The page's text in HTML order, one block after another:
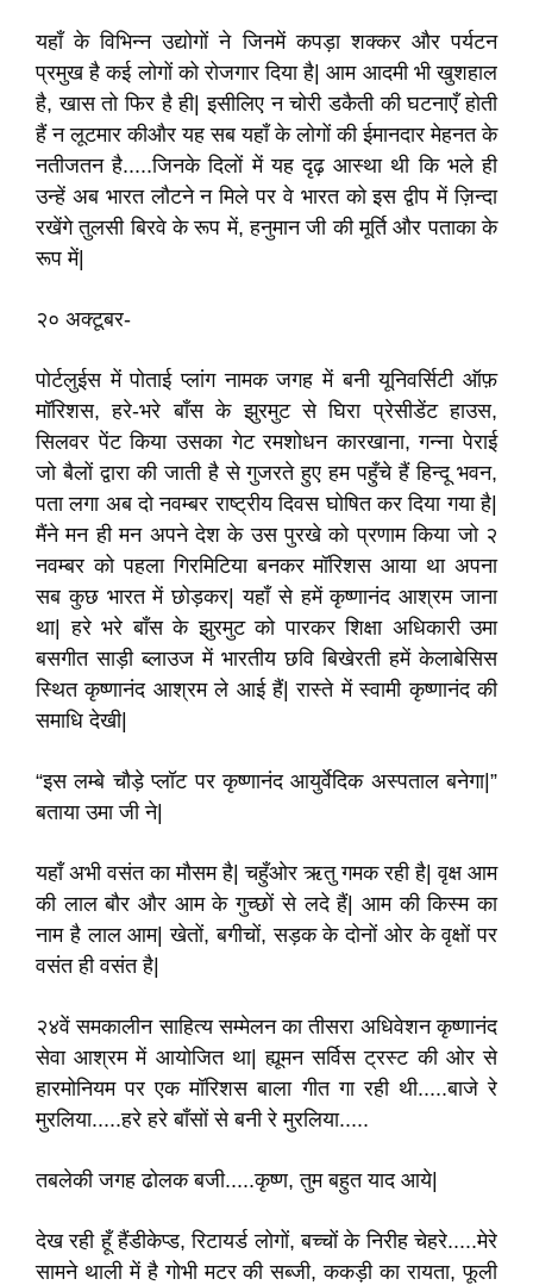
यहाँ के विभिन्न उद्योगों ने जिनमें कपड़ा शक्कर और पर्यटन
प्रमुख है कई लोगों को रोजगार दिया है| आम आदमी भी खुशहाल
है, खास तो फिर है ही| इसीलिए न चोरी डकैती की घटनाएँ होती
हैं न लूटमार कीऔर यह सब यहाँ के लोगों की ईमानदार मेहनत के
नतीजतन है.....जिनके दिलों में यह दृढ़ आस्था थी कि भले ही
उन्हें अब भारत लौटने न मिले पर वे भारत को इस द्वीप में ज़िन्दा
रखेंगे तुलसी बिरवे के रूप में, हनुमान जी की मूर्ति और पताका के
रूप में|
२० अक्टूबर-
पोर्टलुईस में पोताई प्लांग नामक जगह में बनी यूनिवर्सिटी ऑफ़
मॉरिशस, हरे-भरे बाँस के झुरमुट से घिरा प्रेसीडेंट हाउस,
सिलवर पेंट किया उसका गेट रमशोधन कारखाना, गन्ना पेराई
जो बैलों द्वारा की जाती है से गुजरते हुए हम पहुँचे हैं हिन्दू भवन,
पता लगा अब दो नवम्बर राष्ट्रीय दिवस घोषित कर दिया गया है|
मैंने मन ही मन अपने देश के उस पुरखे को प्रणाम किया जो २
नवम्बर को पहला गिरमिटिया बनकर मॉरिशस आया था अपना
सब कुछ भारत में छोड़कर| यहाँ से हमें कृष्णानंद आश्रम जाना
था| हरे भरे बाँस के झुरमुट को पारकर शिक्षा अधिकारी उमा
बसगीत साड़ी ब्लाउज में भारतीय छवि बिखेरती हमें केलाबेसिस
स्थित कृष्णानंद आश्रम ले आई हैं| रास्ते में स्वामी कृष्णानंद की
समाधि देखी|
“इस लम्बे चौड़े प्लॉट पर कृष्णानंद आयुर्वेदिक अस्पताल बनेगा|”
बताया उमा जी ने|
यहाँ अभी वसंत का मौसम है| चहुँओर ऋतु गमक रही है| वृक्ष आम
की लाल बौर और आम के गुच्छों से लदे हैं| आम की किस्म का
नाम है लाल आम| खेतों, बगीचों, सड़क के दोनों ओर के वृक्षों पर
वसंत ही वसंत है|
२४वें समकालीन साहित्य सम्मेलन का तीसरा अधिवेशन कृष्णानंद
सेवा आश्रम में आयोजित था| ह्यूमन सर्विस ट्रस्ट की ओर से
हारमोनियम पर एक मॉरिशस बाला गीत गा रही थी.....बाजे रे
मुरलिया.....हरे हरे बाँसों से बनी रे मुरलिया.....
तबलेकी जगह ढोलक बजी.....कृष्ण, तुम बहुत याद आये|
देख रही हूँ हैंडीकेप्ड, रिटायर्ड लोगों, बच्चों के निरीह चेहरे.....मेरे
सामने थाली में है गोभी मटर की सब्जी, ककड़ी का रायता, फूली